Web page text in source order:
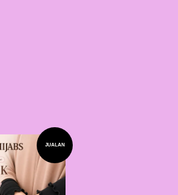
JUALAN